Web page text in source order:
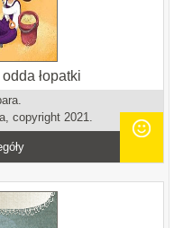
łopatki
copyright 2021.